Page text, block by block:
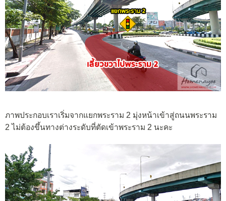
ภาพประกอบเราเริ่มจากแยกพระราม 2 มุ่งหน้าเข้าสู่ถนนพระราม
2 ไม่ต้องขึ้นทางต่างระดับที่ตัดเข้าพระราม 2 นะคะ